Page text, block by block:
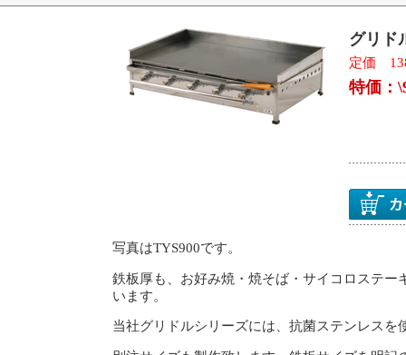
グリド
定価
特価：
写真はTYS900です。
鉄板厚も、お好み焼・焼そば・サイコロステ
います。
当社グリドルシリーズには、抗菌ステンレスを